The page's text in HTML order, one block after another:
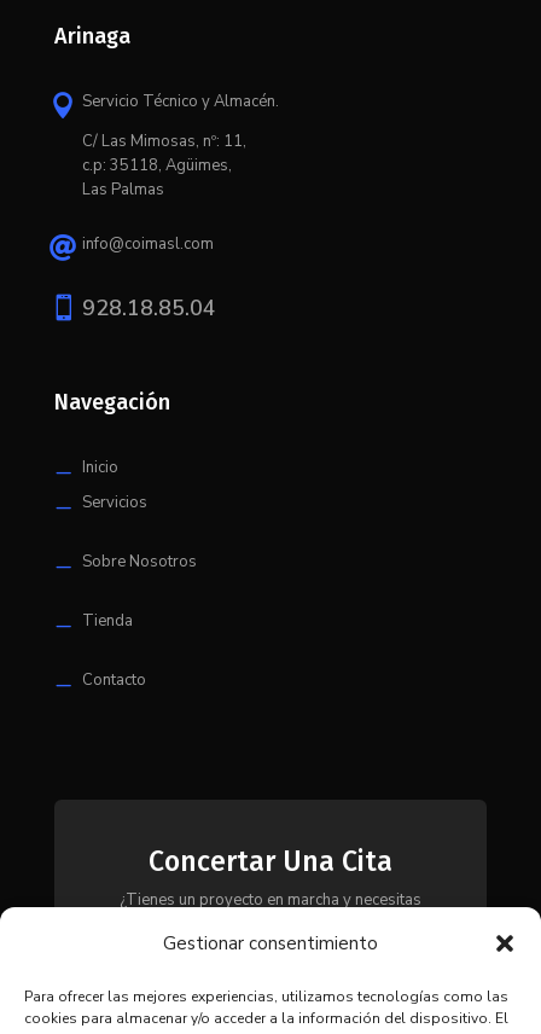
Gestionar consentimiento
Para ofrecer las mejores experiencias, utilizamos tecnologías como las
cookies para almacenar y/o acceder a la información del dispositivo. El
Arinaga
 Servicio Técnico y Almacén.
C/ Las Mimosas, nº: 11,
c.p: 35118, Agüimes,
Las Palmas
 info@coimasl.com
 928.18.85.04
Navegación
K Inicio
K Servicios
K Sobre Nosotros
K Tienda
K Contacto
Concertar Una Cita
¿Tienes un proyecto en marcha y necesitas
contacto con nosotros y te asesoraremos para
necesidades.